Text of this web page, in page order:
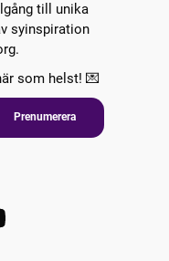
till unika
syinspiration
som helst! 💌
Prenumerera